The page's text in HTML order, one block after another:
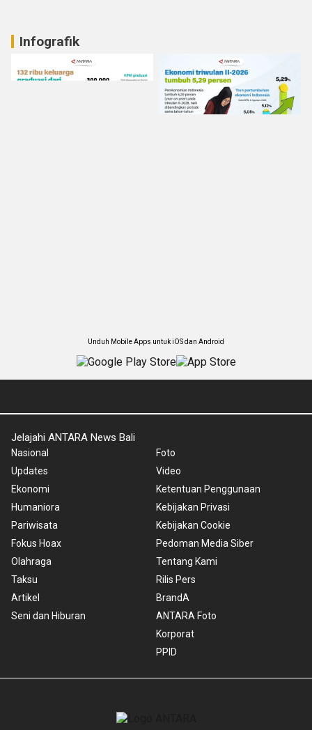
Infografik
Unduh Mobile Apps untuk iOS dan Android
Jelajahi ANTARA News Bali
Nasional
Updates
Ekonomi
Humaniora
Pariwisata
Fokus Hoax
Olahraga
Taksu
Artikel
Seni dan Hiburan
Foto
Video
Ketentuan Penggunaan
Kebijakan Privasi
Kebijakan Cookie
Pedoman Media Siber
Tentang Kami
Rilis Pers
BrandA
ANTARA Foto
Korporat
PPID